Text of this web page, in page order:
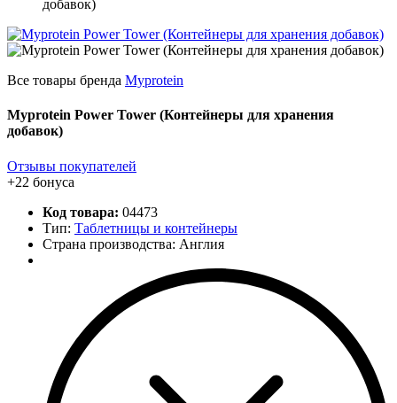
добавок)
Все товары бренда Myprotein
Myprotein Power Tower (Контейнеры для хранения
добавок)
Отзывы покупателей
+22 бонуса
Код товара: 04473
Тип: Таблетницы и контейнеры
Страна производства: Англия